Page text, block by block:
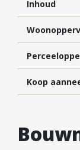
Vestiging
Inloggen
Inhoud
Koop